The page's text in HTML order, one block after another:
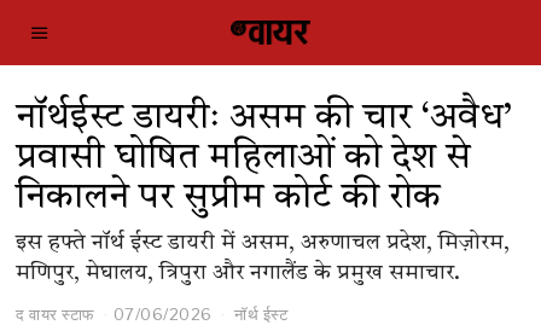
नॉर्थईस्ट डायरीः असम की चार ‘अवैध’
प्रवासी घोषित महिलाओं को देश से
निकालने पर सुप्रीम कोर्ट की रोक
इस हफ्ते नॉर्थ ईस्ट डायरी में असम, अरुणाचल प्रदेश, मिज़ोरम,
मणिपुर, मेघालय, त्रिपुरा और नगालैंड के प्रमुख समाचार.
द वायर स्टाफ 07/06/2026 नॉर्थ ईस्ट